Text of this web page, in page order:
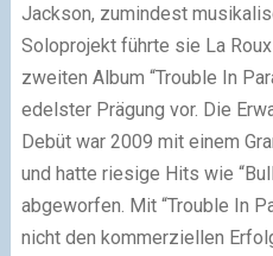
Jackson, zumindest
Soloprojekt führte sie La
zweiten Album “Trouble In
edelster Prägung vor. Die
Debüt war 2009 mit einem
und hatte riesige Hits wie
abgeworfen. Mit “Trouble In
nicht den kommerziellen